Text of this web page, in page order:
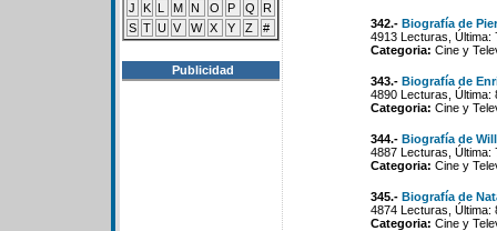
J
K L M N O P Q
R
S T U V W X Y Z #
Publicidad
342.- Biografía de
4913 Lecturas, Última:
Categoria: Cine y
343.- Biografía de
4890 Lecturas, Última:
Categoria: Cine y
344.- Biografía de
4887 Lecturas, Última:
Categoria: Cine y
345.- Biografía de
4874 Lecturas, Última:
Categoria: Cine y